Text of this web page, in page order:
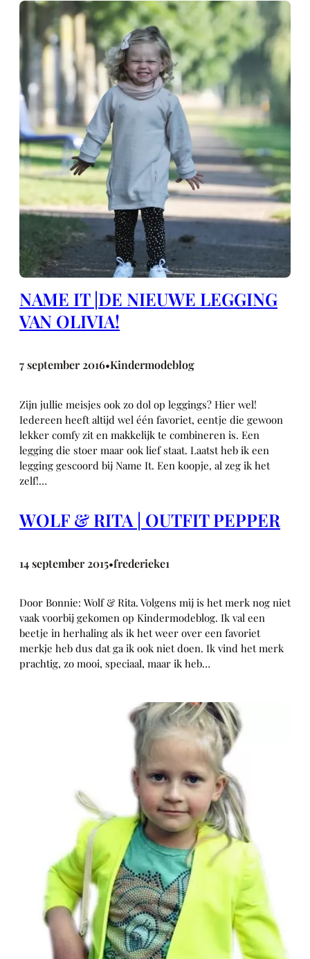
NAME IT |DE NIEUWE LEGGING
VAN OLIVIA!
7 september 2016•Kindermodeblog
Zijn jullie meisjes ook zo dol op leggings? Hier wel!
Iedereen heeft altijd wel één favoriet, eentje die gewoon
lekker comfy zit en makkelijk te combineren is. Een
legging die stoer maar ook lief staat. Laatst heb ik een
legging gescoord bij Name It. Een koopje, al zeg ik het
zelf!…
WOLF & RITA | OUTFIT PEPPER
14 september 2015•frederieke1
Door Bonnie: Wolf & Rita. Volgens mij is het merk nog niet
vaak voorbij gekomen op Kindermodeblog. Ik val een
beetje in herhaling als ik het weer over een favoriet
merkje heb dus dat ga ik ook niet doen. Ik vind het merk
prachtig, zo mooi, speciaal, maar ik heb…